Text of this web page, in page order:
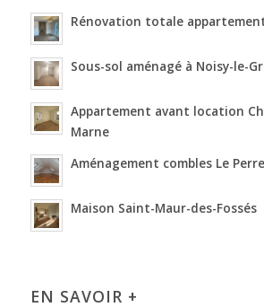
Rénovation totale
Sous-sol aménagé à Noisy-le-
Appartement avant location
Marne
Aménagement combles Le
Maison Saint-Maur-des-Fossés
EN SAVOIR +